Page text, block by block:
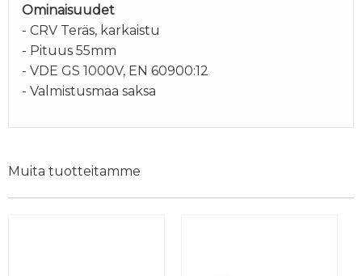
Ominaisuudet
- CRV Teräs, karkaistu
- Pituus 55mm
- VDE GS 1000V, EN 60900:12
- Valmistusmaa saksa
Muita tuotteitamme